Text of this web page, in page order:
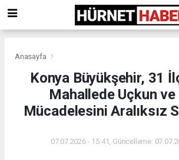
Anasayfa
Konya Büyükşehir, 31
Mahallede Uçkun
Mücadelesini Aralıksız
07.07.2026 - 15:41, Güncelleme: